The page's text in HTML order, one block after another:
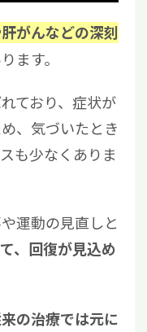
がんなどの深刻
ます。
ており、症状が
、気づいたとき
も少なくありま
運動の見直しと
、回復が見込め
の治療では元に